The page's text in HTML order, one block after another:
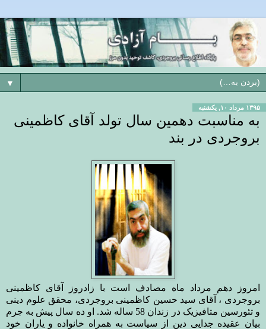
▼
۱۳۹۵ مرداد ۱۰, یکشنبه
به مناسبت دهمین سال تولد آقای کاظمینی
بروجردی در بند
امروز دهم مرداد ماه مصادف است با زادروز آقای کاظمینی
بروجردی ، آقای سید حسین کاظمینی بروجردی، محقق علوم دینی
و تئورسین متافیزیک در زندان 58 ساله شد. او ده سال پیش به جرم
بیان عقیده جدایی دین از سیاست به همراه خانواده و یاران خود